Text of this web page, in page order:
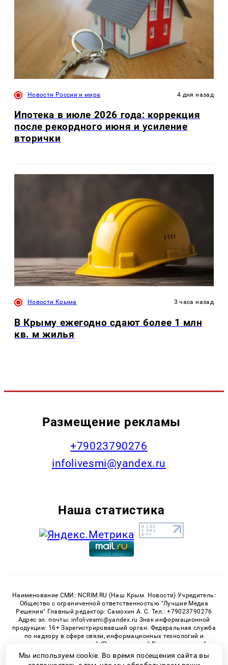
Новости России и мира 4 дня назад
Ипотека в июле 2026 года: коррекция
после рекордного июня и усиление
вторички
Новости Крыма 3 часа назад
В Крыму ежегодно сдают более 1 млн
кв. м жилья
Размещение рекламы
+79023790276
infolivesmi@yandex.ru
Наша статистика
Наименование СМИ: NCRIM.RU (Наш Крым. Новости) Учредитель:
Общество с ограниченной ответственностью "Лучшие Медиа
Решения" Главный редактор: Самохин А. С. Тел.: +79023790276
Адрес эл. почты: infolivesmi@yandex.ru Знак информационной
продукции: 16+ Зарегистрировавший орган: Федеральная служба
по надзору в сфере связи, информационных технологий и
массовых коммуникаций (Роскомнадзор) Регистрационный
номер СМИ ЭЛ № ФС 77 - 81150 от 02.06.2021
Мы используем cookie. Во время посещения сайта вы